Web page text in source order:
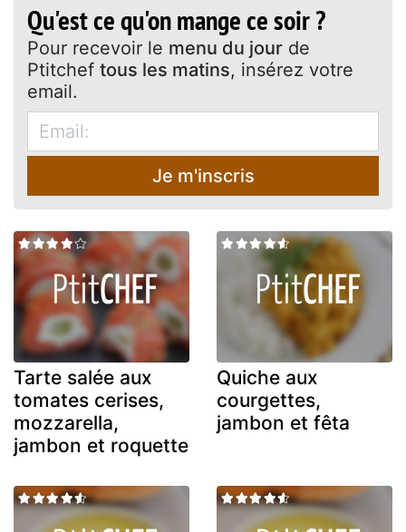
Qu'est ce qu'on mange ce soir ?
Pour recevoir le menu du jour de
Ptitchef tous les matins, insérez votre
email.
Je m'inscris
Tarte salée aux
tomates cerises,
mozzarella,
jambon et roquette
Quiche aux
courgettes,
jambon et fêta